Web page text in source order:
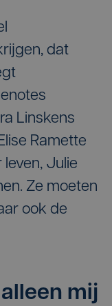
dat
Linskens
Ramette
Julie
Ze moeten
ook de
mij